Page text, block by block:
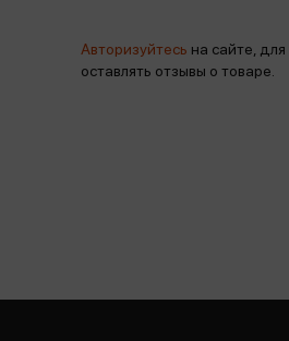
Авторизуйтесь на сайте,
оставлять отзывы о товаре.